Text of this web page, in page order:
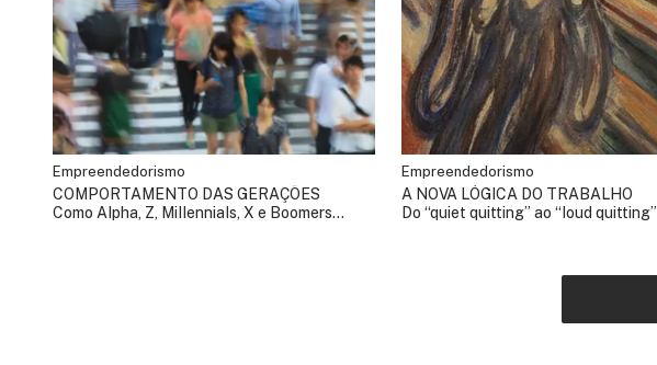
Empreendedorismo
COMPORTAMENTO DAS GERAÇÕES
Como Alpha, Z, Millennials, X e Boomers
Empreendedorismo
A NOVA LÓGICA DO TRABALHO
Do “quiet quitting” ao “loud quitting”